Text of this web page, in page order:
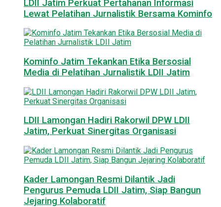
LDII Jatim Perkuat Pertahanan Informasi
Lewat Pelatihan Jurnalistik Bersama Kominfo
Kominfo Jatim Tekankan Etika Bersosial
Media di Pelatihan Jurnalistik LDII Jatim
LDII Lamongan Hadiri Rakorwil DPW LDII
Jatim, Perkuat Sinergitas Organisasi
Kader Lamongan Resmi Dilantik Jadi
Pengurus Pemuda LDII Jatim, Siap Bangun
Jejaring Kolaboratif